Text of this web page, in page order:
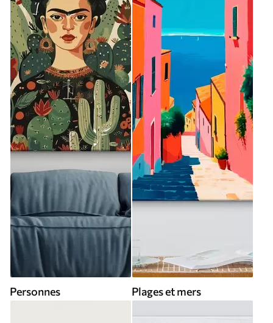
Personnes Plages et mers